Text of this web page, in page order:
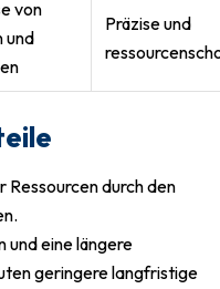
von
und
Präzise und
Ressourcen durch den
und eine längere
geringere langfristige